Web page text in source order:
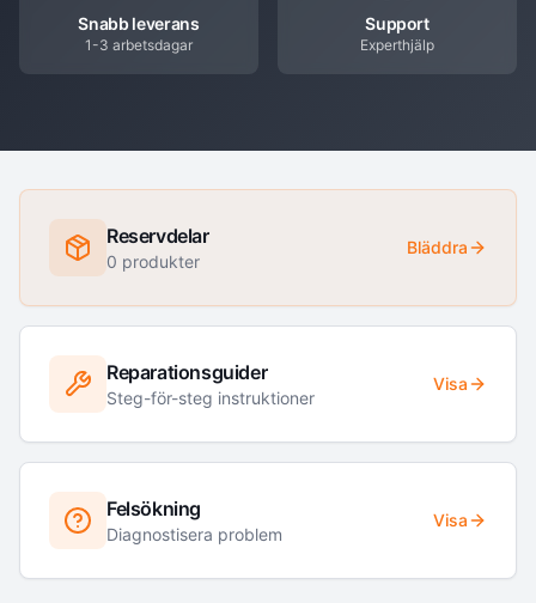
Snabb leverans
1-3 arbetsdagar
Support
Experthjälp
Reservdelar
0 produkter
Bläddra
Reparationsguider
Steg-för-steg instruktioner
Visa
Felsökning
Diagnostisera problem
Visa